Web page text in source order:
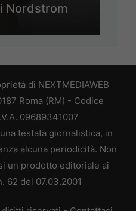
Nordstrom
di NEXTMEDIAWEB
Roma (RM) - Codice
09689341007
testata giornalistica, in
alcuna periodicità. Non
un prodotto editoriale ai
62 del 07.03.2001